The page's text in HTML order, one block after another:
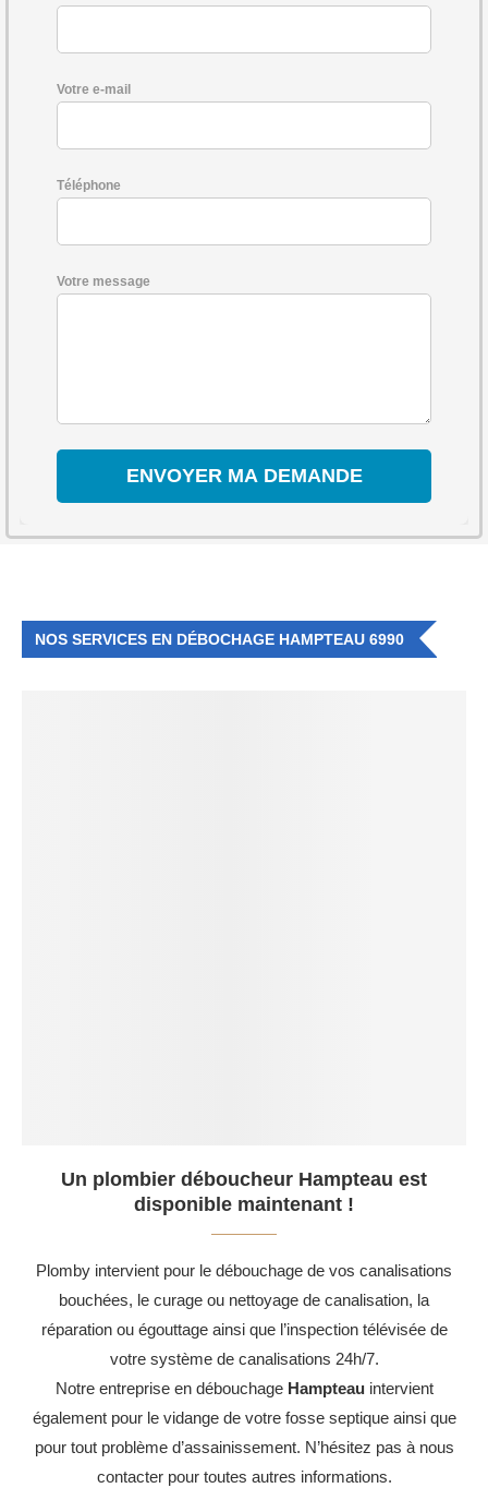
Votre e-mail
Téléphone
Votre message
NOS SERVICES EN DÉBOCHAGE HAMPTEAU 6990
Un plombier déboucheur Hampteau est
disponible maintenant !
Plomby intervient pour le débouchage de vos canalisations
bouchées, le curage ou nettoyage de canalisation, la
réparation ou égouttage ainsi que l’inspection télévisée de
votre système de canalisations 24h/7.
Notre entreprise en débouchage Hampteauintervient
également pour le vidange de votre fosse septique ainsi que
pour tout problème d’assainissement. N’hésitez pas à nous
contacter pour toutes autres informations.